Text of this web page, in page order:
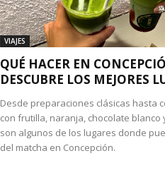
VIAJES
QUÉ HACER EN
DESCUBRE LOS MEJORES
Desde preparaciones clásicas hasta
con frutilla, naranja, chocolate blanco
son algunos de los lugares donde
del matcha en Concepción.